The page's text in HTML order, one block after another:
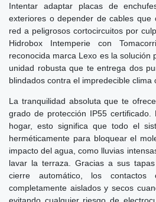
Intentar adaptar placas de
exteriores o depender de cables que
red a peligrosos cortocircuitos por
Hidrobox Intemperie con
reconocida marca Lexo es la solución
unidad robusta que te entrega dos
blindados contra el impredecible clima
La tranquilidad absoluta que te
grado de protección IP55
hogar, esto significa que todo el
herméticamente para bloquear el
impacto del agua, como lluvias
lavar la terraza. Gracias a sus
cierre automático, los contactos
completamente aislados y secos
evitando cualquier riesgo de